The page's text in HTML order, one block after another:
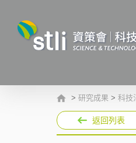
> 研究成果 > 科技
返回列表